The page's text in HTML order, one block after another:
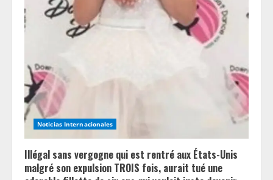
R
a
d
i
n
g
Noticias Internacionales
Illégal sans vergogne qui est rentré aux États-Unis
malgré son expulsion TROIS fois, aurait tué une